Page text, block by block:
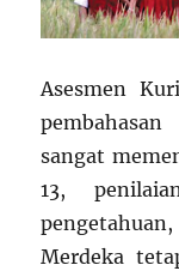
Asesmen
sangat
13,
Merdeka